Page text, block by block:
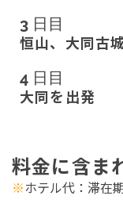
3 日目
恒山、大同古
4 日目
大同を出発
料金に含ま
※ホテル代 ：滞在